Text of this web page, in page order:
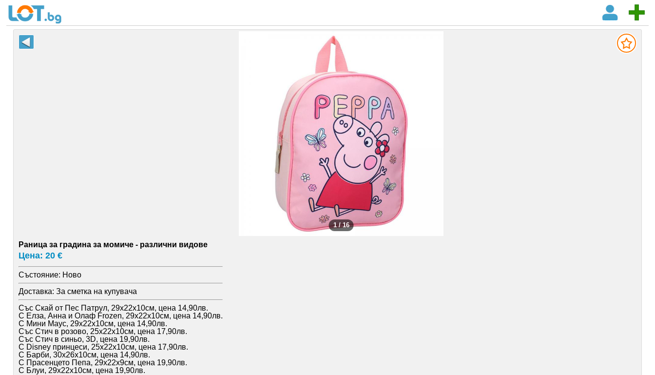
1 / 16
Раница за градина за момиче - различни видове
Цена: 20 €
Състояние: Ново
Доставка: За сметка на купувача
Със Скай от Пес Патрул, 29х22х10см, цена 14,90лв.
С Елза, Анна и Олаф Frozen, 29х22х10см, цена 14,90лв.
С Мини Маус, 29х22х10см, цена 14,90лв.
Със Стич в розово, 25х22х10см, цена 17,90лв.
Със Стич в синьо, 3D, цена 19,90лв.
С Disney принцеси, 25х22х10см, цена 17,90лв.
С Барби, 30х26х10см, цена 14,90лв.
С Прасенцето Пепа, 29х22х9см, цена 19,90лв.
С Блуи, 29х22х10см, цена 19,90лв.